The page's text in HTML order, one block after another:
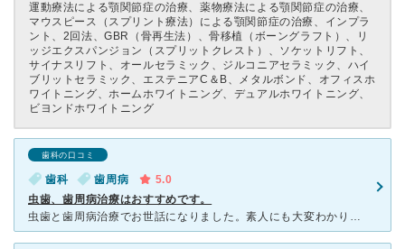
運動療法による顎関節症の治療、薬物療法による顎関節症の治療、
マウスピース（スプリント療法）による顎関節症の治療、インプラ
ント、2回法、GBR（骨再生法）、骨移植（ボーングラフト）、リ
ッジエクスパンジョン（スプリットクレスト）、ソケットリフト、
サイナスリフト、オールセラミック、ジルコニアセラミック、ハイ
ブリットセラミック、エステニアC＆B、メタルボンド、オフィスホ
ワイトニング、ホームホワイトニング、デュアルホワイトニング、
ビヨンドホワイトニング
歯科の口コミ
歯科 歯周病
5.0
虫歯、歯周病治療はおすすめです。
虫歯と歯周病治療でお世話になりました。素人にも大変わかりやすく説明くださり治療も痛くなかったので治療終了後は定期的に予防をしていただいています。歯が無いところもあるのでインプラントにも興味があり説明も